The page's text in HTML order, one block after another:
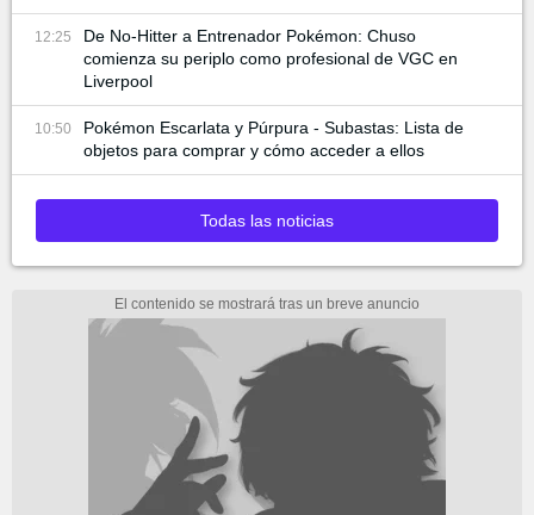
12:25
De No-Hitter a Entrenador Pokémon: Chuso
comienza su periplo como profesional de VGC en
Liverpool
10:50
Pokémon Escarlata y Púrpura - Subastas: Lista de
objetos para comprar y cómo acceder a ellos
Todas las noticias